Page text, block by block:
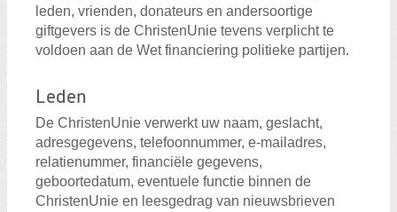
leden, vrienden, donateurs en andersoortige
giftgevers is de ChristenUnie tevens verplicht te
voldoen aan de Wet financiering politieke partijen.
Leden
De ChristenUnie verwerkt uw naam, geslacht,
adresgegevens, telefoonnummer, e-mailadres,
relatienummer, financiële gegevens,
geboortedatum, eventuele functie binnen de
ChristenUnie en leesgedrag van nieuwsbrieven